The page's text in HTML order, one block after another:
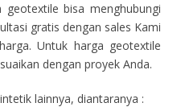
geotextile bisa menghubungi
gratis dengan sales Kami
Untuk harga geotextile
dengan proyek Anda.
lainnya, diantaranya :